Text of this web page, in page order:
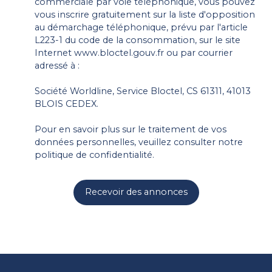
vous inscrire gratuitement sur la liste d'opposition
au démarchage téléphonique, prévu par l'article
L223-1 du code de la consommation, sur le site
Internet www.bloctel.gouv.fr ou par courrier
adressé à :
Société Worldline, Service Bloctel, CS 61311, 41013
BLOIS CEDEX.
Pour en savoir plus sur le traitement de vos
données personnelles, veuillez consulter notre
politique de confidentialité.
Recevoir des annonces